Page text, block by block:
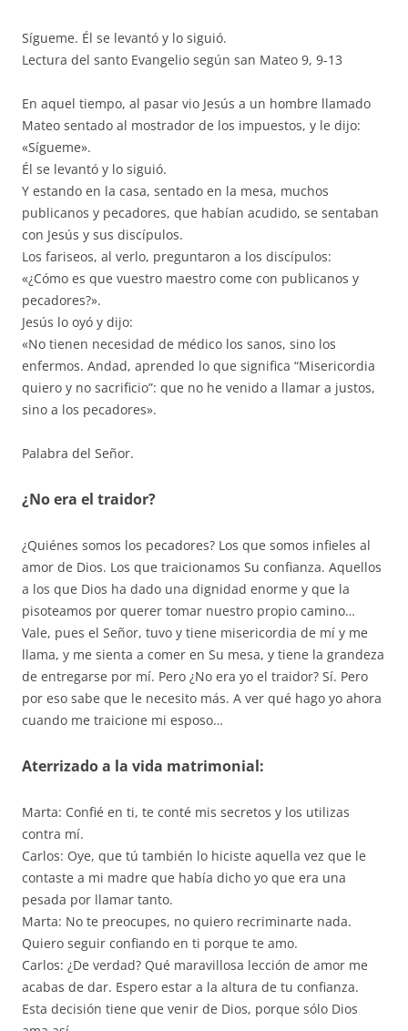
Sígueme. Él se levantó y lo siguió.
Lectura del santo Evangelio según san Mateo 9, 9-13
En aquel tiempo, al pasar vio Jesús a un hombre llamado
Mateo sentado al mostrador de los impuestos, y le dijo:
«Sígueme».
Él se levantó y lo siguió.
Y estando en la casa, sentado en la mesa, muchos
publicanos y pecadores, que habían acudido, se sentaban
con Jesús y sus discípulos.
Los fariseos, al verlo, preguntaron a los discípulos:
«¿Cómo es que vuestro maestro come con publicanos y
pecadores?».
Jesús lo oyó y dijo:
«No tienen necesidad de médico los sanos, sino los
enfermos. Andad, aprended lo que significa “Misericordia
quiero y no sacrificio”: que no he venido a llamar a justos,
sino a los pecadores».
Palabra del Señor.
¿No era el traidor?
¿Quiénes somos los pecadores? Los que somos infieles al
amor de Dios. Los que traicionamos Su confianza. Aquellos
a los que Dios ha dado una dignidad enorme y que la
pisoteamos por querer tomar nuestro propio camino…
Vale, pues el Señor, tuvo y tiene misericordia de mí y me
llama, y me sienta a comer en Su mesa, y tiene la grandeza
de entregarse por mí. Pero ¿No era yo el traidor? Sí. Pero
por eso sabe que le necesito más. A ver qué hago yo ahora
cuando me traicione mi esposo…
Aterrizado a la vida matrimonial:
Marta: Confié en ti, te conté mis secretos y los utilizas
contra mí.
Carlos: Oye, que tú también lo hiciste aquella vez que le
contaste a mi madre que había dicho yo que era una
pesada por llamar tanto.
Marta: No te preocupes, no quiero recriminarte nada.
Quiero seguir confiando en ti porque te amo.
Carlos: ¿De verdad? Qué maravillosa lección de amor me
acabas de dar. Espero estar a la altura de tu confianza.
Esta decisión tiene que venir de Dios, porque sólo Dios